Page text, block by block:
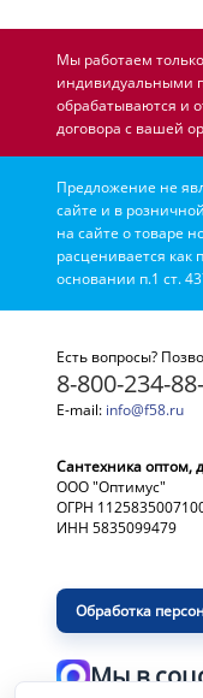
Мы работаем
индивидуальными
обрабатываются и
договора с вашей
Предложение не
сайте и в
на сайте о товаре
расценивается как
основании п.1 ст.
Есть вопросы?
8-800-234-
E-mail: info@f58.ru
Сантехника оптом,
ООО "Оптимус"
ОГРН
ИНН 5835099479
Обработка
Мы в